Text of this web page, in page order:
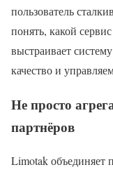
пользователь
понять, какой
выстраивает
качество и
Не просто
партнёров
Limotak объединяет